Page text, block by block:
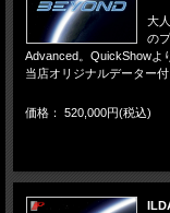
大
の
Advanced。QuickShowよ
当店オリジナルデーター付
価格： 520,000円(税込)